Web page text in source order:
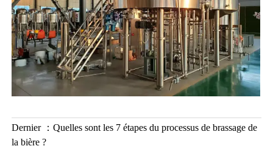
Dernier ： Quelles sont les 7 étapes du processus de brassage de
la bière ?